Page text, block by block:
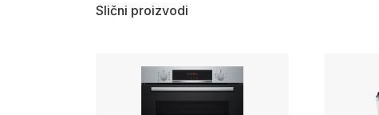
Slični proizvodi